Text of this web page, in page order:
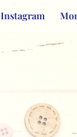
Instagram